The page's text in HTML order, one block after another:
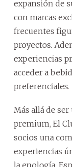
expansión de
con marcas
frecuentes
proyectos.
experiencias
acceder a
preferenciales.
Más allá de
premium, El
socios una
experiencias
la enología.